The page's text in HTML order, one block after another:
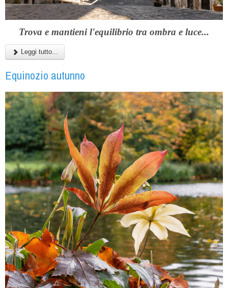
Trova e mantieni l'equilibrio tra ombra e luce...
Leggi tutto...
Equinozio autunno